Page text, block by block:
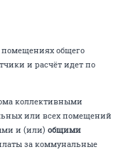
помещениях общего
и расчёт идет по
коллективными
или всех помещений
и (или) общими
за коммунальные